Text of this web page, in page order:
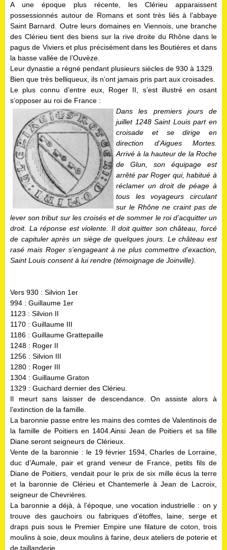
A une époque plus récente, les Clérieu apparaissent
possessionnés autour de Romans et sont très liés à l’abbaye
Saint Barnard. Outre leurs domaines en Viennois, une branche
des Clérieu tient des biens sur la rive droite du Rhône dans le
pagus de Viviers et plus précisément dans les Boutières et dans
la basse vallée de l’Ouvèze.
Leur dynastie a régné pendant plusieurs siècles de 930 à 1329.
Bien que très belliqueux, ils n’ont jamais pris part aux croisades.
Le plus connu d’entre eux, Roger II, s’est illustré en osant
s’opposer au roi de France :
Dans les premiers jours de
juillet 1248 Saint Louis part en
croisade et se dirige en
direction d’Aigues Mortes.
Arrivé à la hauteur de la Roche
de Glun, son équipage est
arrêté par Roger qui, habitué à
réclamer un droit de péage à
tous les voyageurs circulant
sur le Rhône ne craint pas de
lever son tribut sur les croisés et de sommer le roi d’acquitter un
droit. La réponse est violente. Il doit quitter son château, forcé
de capituler après un siège de quelques jours. Le château est
rasé mais Roger s’engageant à ne plus commettre d’exaction,
Saint Louis consent à lui rendre (témoignage de Joinville).
Vers 930 : Silvion 1er
994 : Guillaume 1er
1123 : Silvion II
1170 : Guillaume III
1186 : Guillaume Grattepaille
1248 : Roger II
1256 : Silvion III
1280 : Roger III
1304 : Guillaume Graton
1329 : Guichard dernier des Clérieu.
Il meurt sans laisser de descendance. On assiste alors à
l’extinction de la famille.
La baronnie passe entre les mains des comtes de Valentinois de
la famille de Poitiers en 1404.Ainsi Jean de Poitiers et sa fille
Diane seront seigneurs de Clérieux.
Vente de la baronnie : le 19 février 1594, Charles de Lorraine,
duc d’Aumale, pair et grand veneur de France, petits fils de
Diane de Poitiers, vendait pour le prix de six mille écus la terre
et la baronnie de Clérieu et Chantemerle à Jean de Lacroix,
seigneur de Chevrières.
La baronnie a déjà, à l’époque, une vocation industrielle : on y
trouve des gauchoirs ou fabriques d’étoffes, laine, serge et
draps puis sous le Premier Empire une filature de coton, trois
moulins à soie, deux moulins à farine, deux ateliers de poterie et
de taillanderie.